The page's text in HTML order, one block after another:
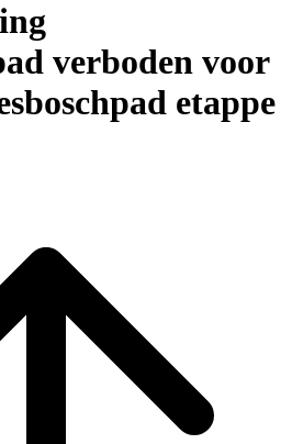
verboden voor
etappe